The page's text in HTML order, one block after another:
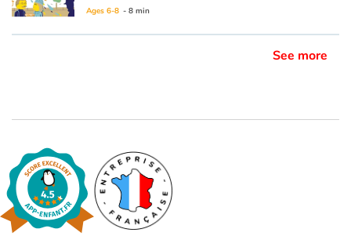
French book lists for children
Reading for children
Activities and workshops
Dyslexia and reading disorders
Ages 6-8 - 8 min
See more